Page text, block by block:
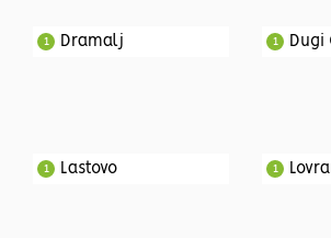
Dramalj
1 Dugi
1
Lastovo
1 1